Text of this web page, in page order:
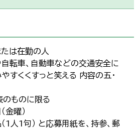
たは在勤の人
自転車、自動車などの交通安全に
すくくすっと笑える 内容の五・
のものに限る
金曜）
1人1句） と応募用紙を、持参、郵